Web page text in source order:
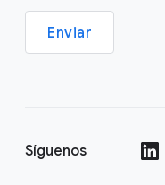
Enviar
Síguenos